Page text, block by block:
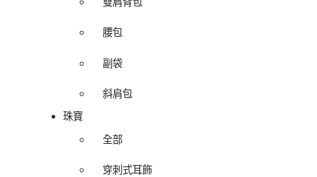
腰包
副袋
斜肩包
珠寶
全部
穿刺式耳飾